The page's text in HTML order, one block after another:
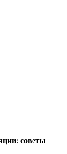
советы